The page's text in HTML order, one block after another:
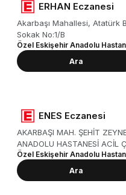
ERHAN Eczanesi
Akarbaşı Mahallesi, Atatürk
Sokak No:1/B
Özel Eskişehir Anadolu
Ara
ENES Eczanesi
AKARBAŞI MAH. ŞEHİT
ANADOLU HASTANESİ ACİL
Özel Eskişehir Anadolu
Ara